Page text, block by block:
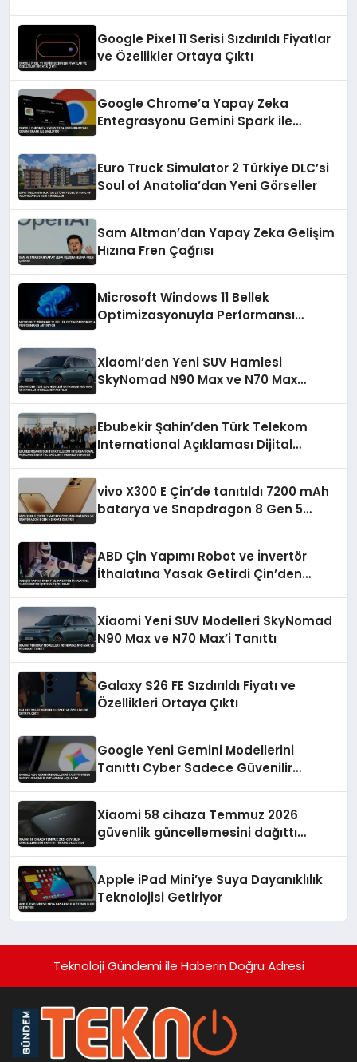
Google Pixel 11 Serisi Sızdırıldı Fiyatlar
ve Özellikler Ortaya Çıktı
Google Chrome’a Yapay Zeka
Entegrasyonu Gemini Spark ile
Euro Truck Simulator 2 Türkiye DLC’si
Soul of Anatolia’dan Yeni Görseller
Sam Altman’dan Yapay Zeka Gelişim
Hızına Fren Çağrısı
Microsoft Windows 11 Bellek
Optimizasyonuyla Performansı
Xiaomi’den Yeni SUV Hamlesi
SkyNomad N90 Max ve N70 Max
Ebubekir Şahin’den Türk Telekom
International Açıklaması Dijital
vivo X300 E Çin’de tanıtıldı 7200 mAh
batarya ve Snapdragon 8 Gen 5
ABD Çin Yapımı Robot ve İnvertör
İthalatına Yasak Getirdi Çin’den
Xiaomi Yeni SUV Modelleri SkyNomad
N90 Max ve N70 Max’i Tanıttı
Galaxy S26 FE Sızdırıldı Fiyatı ve
Özellikleri Ortaya Çıktı
Google Yeni Gemini Modellerini
Tanıttı Cyber Sadece Güvenilir
Xiaomi 58 cihaza Temmuz 2026
güvenlik güncellemesini dağıttı
Apple iPad Mini’ye Suya Dayanıklılık
Teknolojisi Getiriyor
Teknoloji Gündemi ile Haberin Doğru Adresi